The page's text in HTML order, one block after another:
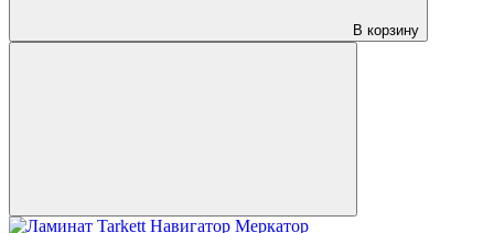
В корзину